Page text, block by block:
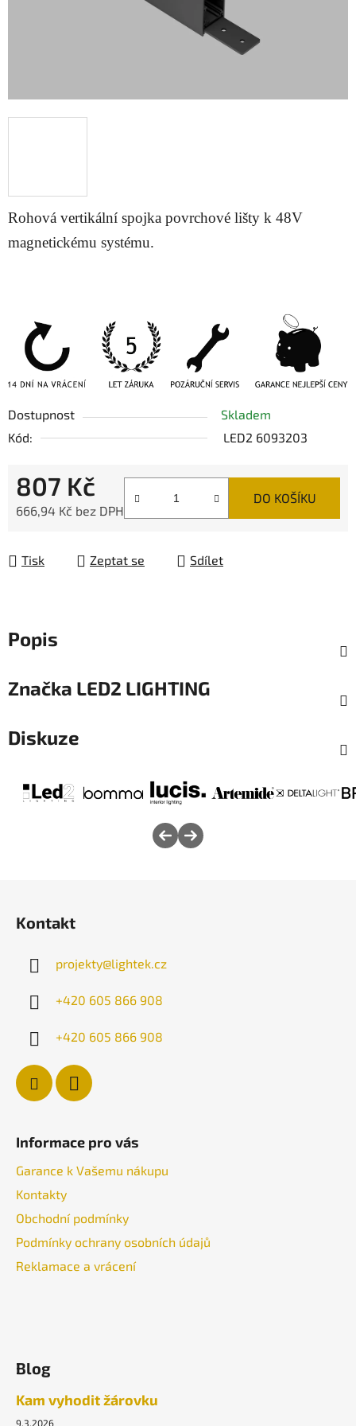
Rohová vertikální spojka povrchové lišty k 48V
magnetickému systému.
Dostupnost
Skladem
Kód:
LED2 6093203
807 Kč
666,94 Kč bez DPH
DO KOŠÍKU
Tisk Zeptat se Sdílet
Popis
Značka LED2 LIGHTING
Diskuze
Kontakt
projekty@lightek.cz
+420 605 866 908
+420 605 866 908
Informace pro vás
Garance k Vašemu nákupu
Kontakty
Obchodní podmínky
Podmínky ochrany osobních údajů
Reklamace a vrácení
Blog
Kam vyhodit žárovku
9.3.2026